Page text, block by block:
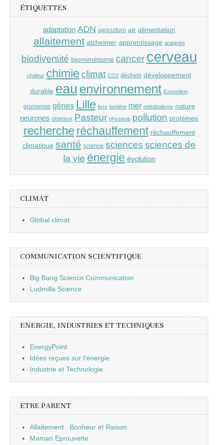
ÉTIQUETTES
adaptation ADN agriculture air alimentation
allaitement alzheimer apprentissage araignée
biodiversité biomimétisme cancer cerveau
chaleur chimieclimat CO2 déchets développement
durable eau environnement Exposition
grossesse gènes Lille livre lumière mer métabolisme nature
neurones oiseaux Pasteur physique pollution protéines
recherche réchauffement réchauffement
climatique santé science sciences sciences de
la vie énergie évolution
CLIMAT
Global climat
COMMUNICATION SCIENTIFIQUE
Big Bang Science Communication
Ludmilla Science
ENERGIE, INDUSTRIES ET TECHNIQUES
EnergyPoint
Idées reçues sur l'énergie
Industrie et Technologie
ETRE PARENT
Allaitement : Bonheur et Raison
Maman Eprouvette